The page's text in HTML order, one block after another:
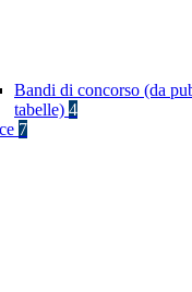
Bandi di concorso (da
tabelle) 4
7